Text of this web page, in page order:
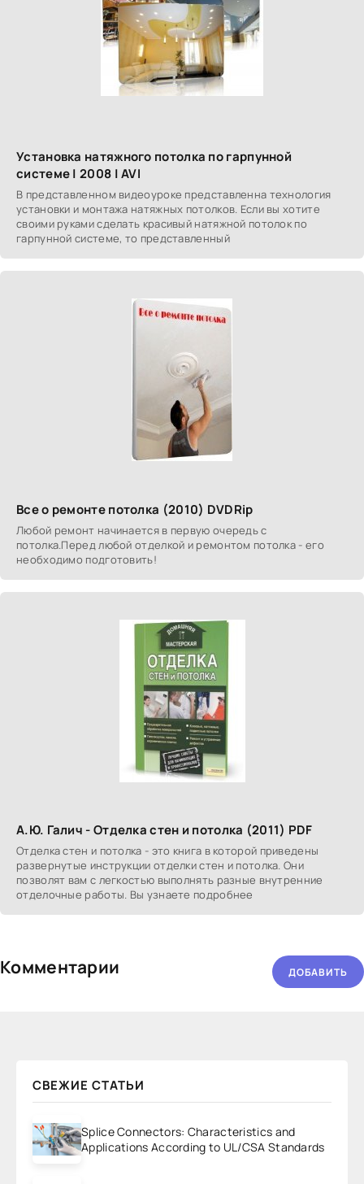
Установка натяжного потолка по гарпунной
системе | 2008 | AVI
В представленном видеоуроке представленна технология
установки и монтажа натяжных потолков. Если вы хотите
своими руками сделать красивый натяжной потолок по
гарпунной системе, то представленный
Все о ремонте потолка (2010) DVDRip
Любой ремонт начинается в первую очередь с
потолка.Перед любой отделкой и ремонтом потолка - его
необходимо подготовить!
А.Ю. Галич - Отделка стен и потолка (2011) PDF
Отделка стен и потолка - это книга в которой приведены
развернутые инструкции отделки стен и потолка. Они
позволят вам с легкостью выполнять разные внутренние
отделочные работы. Вы узнаете подробнее
Комментарии ДОБАВИТЬ
СВЕЖИЕ СТАТЬИ
Splice Connectors: Characteristics and
Applications According to UL/CSA Standards